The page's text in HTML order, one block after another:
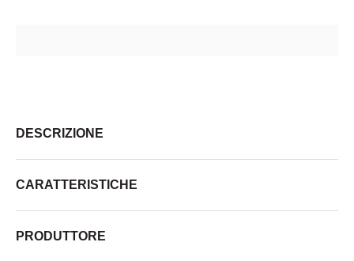
DESCRIZIONE
CARATTERISTICHE
PRODUTTORE